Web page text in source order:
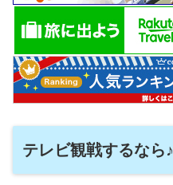
テレビ観戦するなら♪